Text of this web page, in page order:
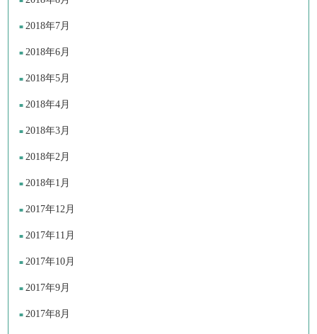
2018年7月
2018年6月
2018年5月
2018年4月
2018年3月
2018年2月
2018年1月
2017年12月
2017年11月
2017年10月
2017年9月
2017年8月